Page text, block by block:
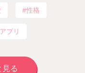
性格
プリ
見る